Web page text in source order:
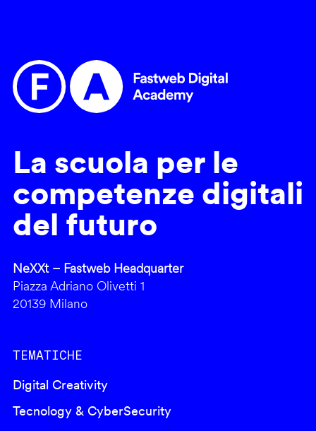
La scuola per le
competenze digitali
del futuro
NeXXt – Fastweb Headquarter
Piazza Adriano Olivetti 1
20139 Milano
TEMATICHE
Digital Creativity
Tecnology & CyberSecurity